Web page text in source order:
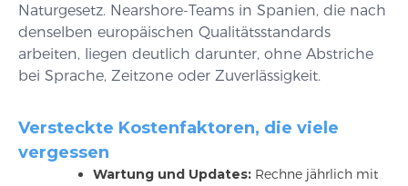
Naturgesetz. Nearshore-Teams in Spanien, die nach
denselben europäischen Qualitätsstandards
arbeiten, liegen deutlich darunter, ohne Abstriche
bei Sprache, Zeitzone oder Zuverlässigkeit.
Versteckte Kostenfaktoren, die viele
vergessen
Wartung und Updates: Rechne jährlich mit